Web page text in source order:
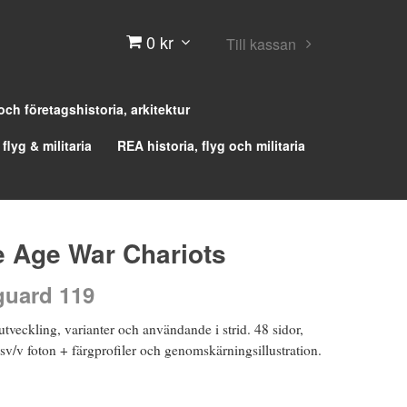
0 kr Till kassan
företagshistoria, arkitektur
& militaria
REA historia, flyg och militaria
Age War Chariots
119
varianter och användande i strid. 48 sidor,
v foton + färgprofiler och genomskärningsillustration.